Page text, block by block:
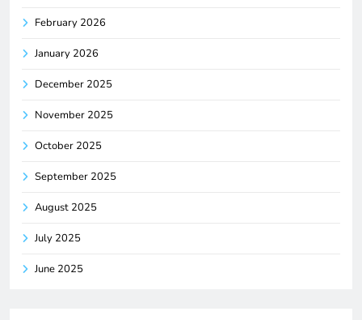
February 2026
January 2026
December 2025
November 2025
October 2025
September 2025
August 2025
July 2025
June 2025